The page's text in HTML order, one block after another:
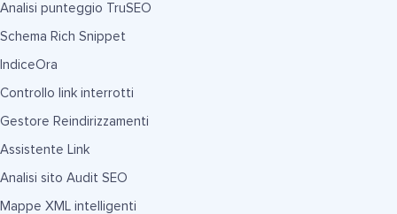
Analisi punteggio TruSEO
Schema Rich Snippet
IndiceOra
Controllo link interrotti
Gestore Reindirizzamenti
Assistente Link
Analisi sito Audit SEO
Mappe XML intelligenti